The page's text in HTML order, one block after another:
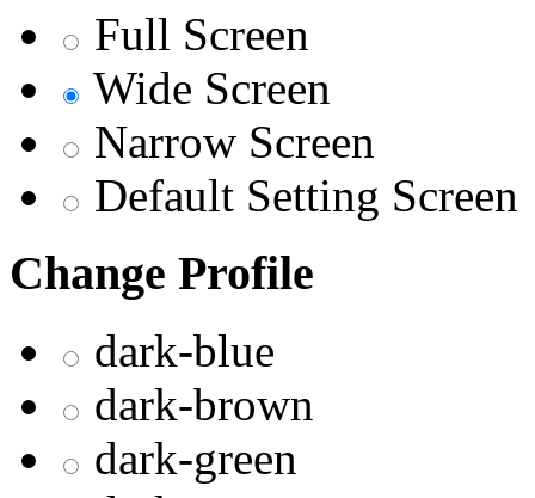
Full Screen
Wide Screen
Narrow Screen
Default Setting Screen
Change Profile
dark-blue
dark-brown
dark-green